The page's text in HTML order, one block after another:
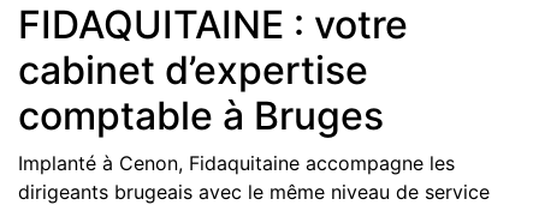
FIDAQUITAINE : votre
cabinet d’expertise
comptable à Bruges
Implanté à Cenon, Fidaquitaine accompagne les
dirigeants brugeais avec le même niveau de service